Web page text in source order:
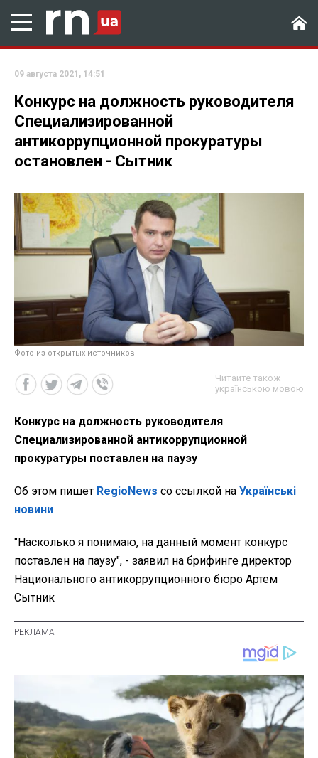
09 августа 2021, 14:51
Конкурс на должность руководителя
Специализированной
антикоррупционной прокуратуры
остановлен - Сытник
Фото из открытых источников
Читайте також
українською мовою
Конкурс на должность руководителя
Специализированной антикоррупционной
прокуратуры поставлен на паузу
Об этом пишет RegioNews со ссылкой на Українські
новини
"Насколько я понимаю, на данный момент конкурс
поставлен на паузу", - заявил на брифинге директор
Национального антикоррупционного бюро Артем
Сытник